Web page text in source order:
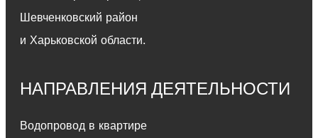
Шевченковский район
и Харьковской области.
НАПРАВЛЕНИЯ ДЕЯТЕЛЬНОСТИ
Водопровод в квартире